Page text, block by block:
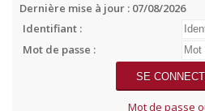
Dernière mise à jour : 07/08/2026
Identifiant :
Mot de passe :
Mot de passe